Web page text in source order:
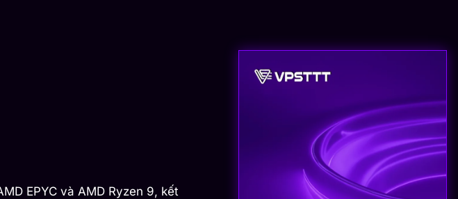
EPYC và AMD Ryzen 9, kết